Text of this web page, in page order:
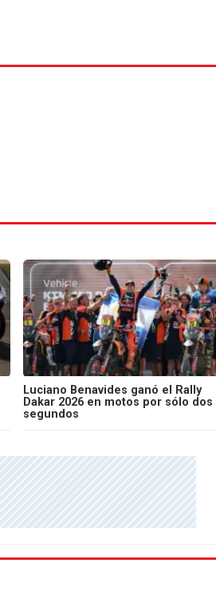
Luciano Benavides ganó el Rally
Dakar 2026 en motos por sólo dos
segundos